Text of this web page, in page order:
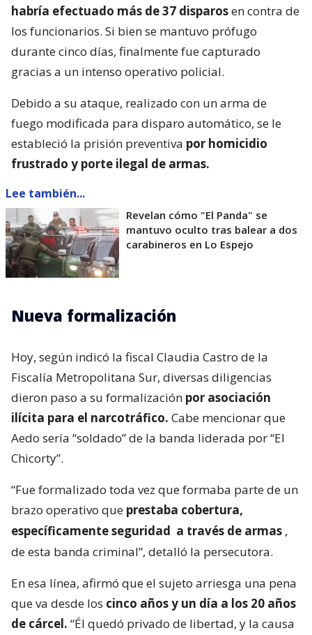
habría efectuado más de 37 disparosen contra de
los funcionarios. Si bien se mantuvo prófugo
durante cinco días, finalmente fue capturado
gracias a un intenso operativo policial.
Debido a su ataque, realizado con un arma de
fuego modificada para disparo automático, se le
estableció la prisión preventiva por homicidio
frustrado y porte ilegal de armas.
Lee también...
Revelan cómo "El Panda" se
mantuvo oculto tras balear a dos
carabineros en Lo Espejo
Nueva formalización
Hoy, según indicó la fiscal Claudia Castro de la
Fiscalía Metropolitana Sur, diversas diligencias
dieron paso a su formalización por asociación
ilícita para el narcotráfico. Cabe mencionar que
Aedo sería “soldado” de la banda liderada por “El
Chicorty”.
“Fue formalizado toda vez que formaba parte de un
brazo operativo que prestaba cobertura,
específicamente seguridad a través de armas ,
de esta banda criminal”, detalló la persecutora.
En esa línea, afirmó que el sujeto arriesga una pena
que va desde los cinco años y un día a los 20 años
de cárcel. “Él quedó privado de libertad, y la causa